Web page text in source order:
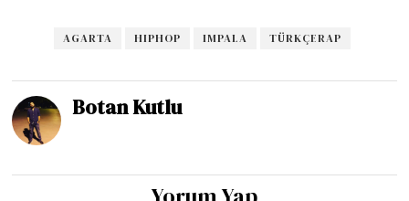
AGARTA HIPHOP IMPALA TÜRKÇERAP
Botan Kutlu